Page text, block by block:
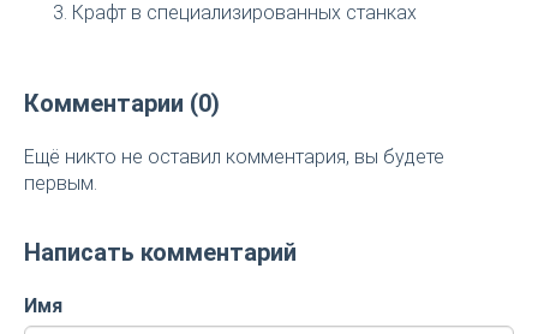
Крафт в специализированных станках
Комментарии (0)
Ещё никто не оставил комментария, вы будете
первым.
Написать комментарий
Имя